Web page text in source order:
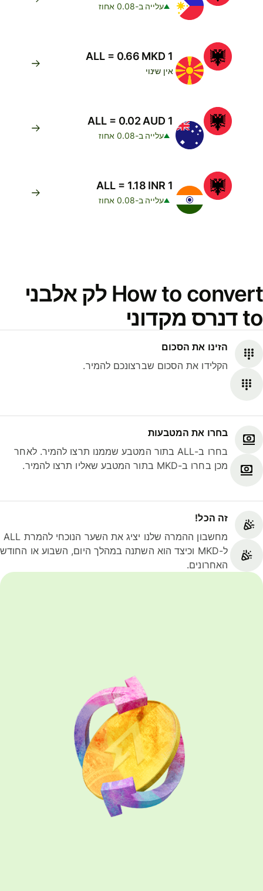
עלייה ב-0.08 אחוז
1 ALL = 0.66 MKD
אין שינוי
1 ALL = 0.02 AUD
עלייה ב-0.08 אחוז
1 ALL = 1.18 INR
עלייה ב-0.08 אחוז
How to convert לק אלבני
to דנרס מקדוני
הזינו את הסכום
הקלידו את הסכום שברצונכם להמיר.
בחרו את המטבעות
בחרו ב-ALL בתור המטבע שממנו תרצו להמיר. לאחר
מכן בחרו ב-MKD בתור המטבע שאליו תרצו להמיר.
זה הכל!
מחשבון ההמרה שלנו יציג את השער הנוכחי להמרת ALL
ל-MKD וכיצד הוא השתנה במהלך היום, השבוע או החודש
האחרונים.